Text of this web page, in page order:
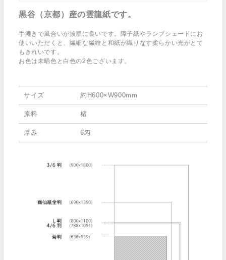
黒谷（京都）産の雲龍紙です。
手漉きで風合いが抜群に良いです。障子紙やランプシェードにお
使いいただくと、繊細な繊維と和紙が織りなす柔らかい光がとて
もきれいです。
お色は未晒色と白色の2色ございます。
サイズ 約H600×W900mm
原料 楮
厚み 6匁